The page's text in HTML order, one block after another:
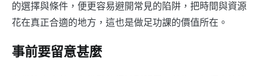
的選擇與條件，便更容易避開常見的陷阱，把時間與資源
花在真正合適的地方，這也是做足功課的價值所在。
事前要留意甚麼